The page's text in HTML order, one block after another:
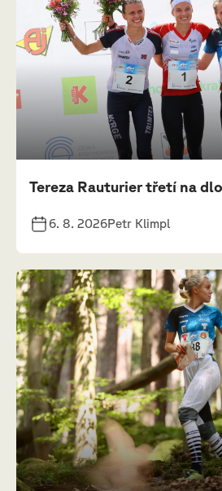
Tereza Rauturier třetí na
6. 8. 2026Petr Klimpl